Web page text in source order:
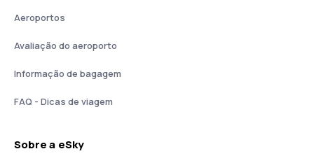
Aeroportos
Avaliação do aeroporto
Informação de bagagem
FAQ - Dicas de viagem
Sobre a eSky